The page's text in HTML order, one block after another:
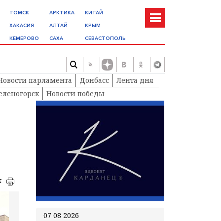
ТОМСК
ХАКАСИЯ
КЕМЕРОВО
АРКТИКА
АЛТАЙ
САХА
КИТАЙ
КРЫМ
СЕВАСТОПОЛЬ
парламента Донбасс
Лента дня
Новости победы
07 08 2026